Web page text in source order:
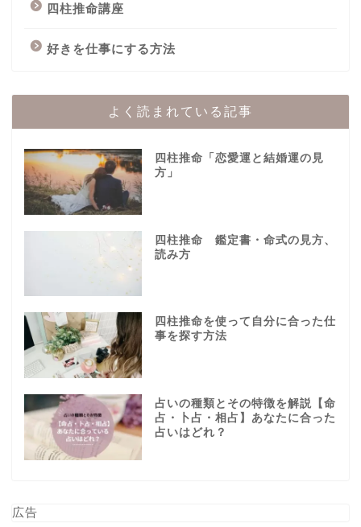
四柱推命講座
好きを仕事にする方法
よく読まれている記事
四柱推命「恋愛運と結婚運の見
方」
四柱推命 鑑定書・命式の見方、
読み方
四柱推命を使って自分に合った仕
事を探す方法
占いの種類とその特徴を解説【命
占・卜占・相占】あなたに合った
占いはどれ？
広告